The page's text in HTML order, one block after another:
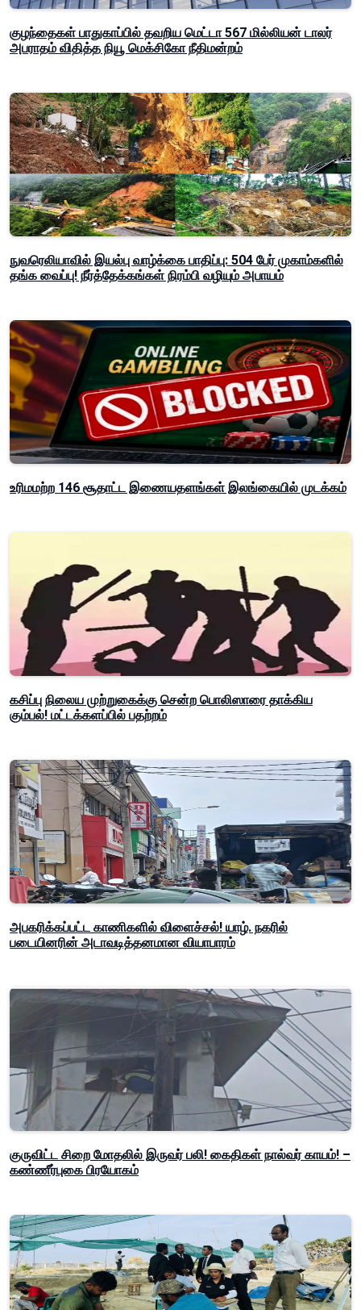
குழந்தைகள் பாதுகாப்பில் தவறிய மெட்டா 567 மில்லியன் டாலர்
அபராதம் விதித்த நியூ மெக்சிகோ நீதிமன்றம்
நுவரெலியாவில் இயல்பு வாழ்க்கை பாதிப்பு: 504 பேர் முகாம்களில்
தங்க வைப்பு! நீர்த்தேக்கங்கள் நிரம்பி வழியும் அபாயம்
உரிமமற்ற 146 சூதாட்ட இணையதளங்கள் இலங்கையில் முடக்கம்
கசிப்பு நிலைய முற்றுகைக்கு சென்ற பொலிஸாரை தாக்கிய
கும்பல்! மட்டக்களப்பில் பதற்றம்
அபகரிக்கப்பட்ட காணிகளில் விளைச்சல்! யாழ். நகரில்
படையினரின் அடாவடித்தனமான வியாபாரம்
குருவிட்ட சிறை மோதலில் இருவர் பலி! கைதிகள் நால்வர் காயம்! –
கண்ணீர்புகை பிரயோகம்